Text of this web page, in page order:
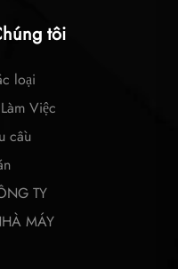
tôi
loại
Việc
cầu
TY
MÁY